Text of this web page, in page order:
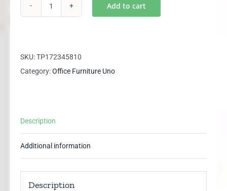
Joint
Table
Meeting
Add to cart
SKU:TP172345810
Category:Office Furniture Uno
Description
Additional information
Description